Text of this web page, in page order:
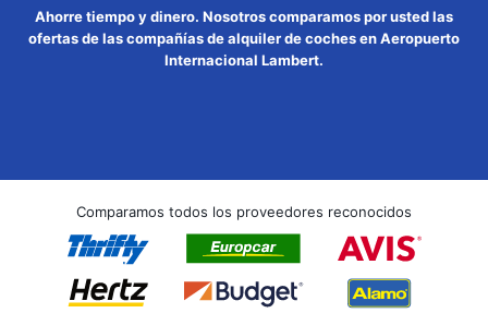
Ahorre tiempo y dinero. Nosotros comparamos por usted las
ofertas de las compañías de alquiler de coches en Aeropuerto
Internacional Lambert.
Comparamos todos los proveedores reconocidos